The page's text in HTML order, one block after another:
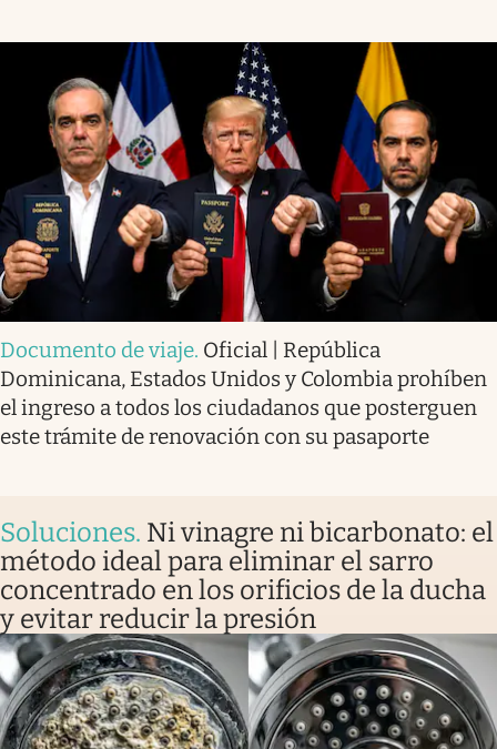
Documento de viaje. Oficial | República
Dominicana, Estados Unidos y Colombia prohíben
el ingreso a todos los ciudadanos que posterguen
este trámite de renovación con su pasaporte
Soluciones. Ni vinagre ni bicarbonato: el
método ideal para eliminar el sarro
concentrado en los orificios de la ducha
y evitar reducir la presión